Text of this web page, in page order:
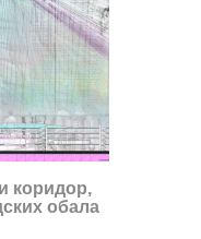
коридор,
обала